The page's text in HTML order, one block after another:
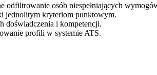
odfiltrowanie osób niespełniających
jednolitym kryteriom punktowym.
doświadczenia i kompetencji.
profili w systemie ATS.